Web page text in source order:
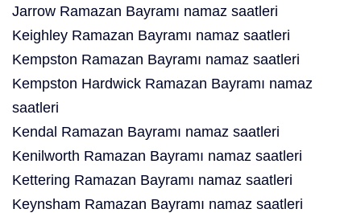
Jarrow Ramazan Bayramı namaz saatleri
Keighley Ramazan Bayramı namaz saatleri
Kempston Ramazan Bayramı namaz saatleri
Kempston Hardwick Ramazan Bayramı namaz
saatleri
Kendal Ramazan Bayramı namaz saatleri
Kenilworth Ramazan Bayramı namaz saatleri
Kettering Ramazan Bayramı namaz saatleri
Keynsham Ramazan Bayramı namaz saatleri